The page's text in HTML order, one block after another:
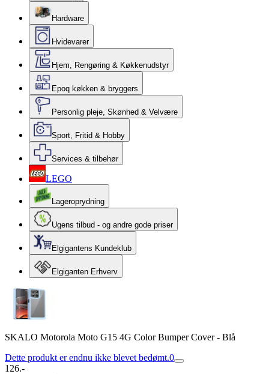
Hardware
Hvidevarer
Hjem, Rengøring & Køkkenudstyr
Epoq køkken & bryggers
Personlig pleje, Skønhed & Velvære
Sport, Fritid & Hobby
Services & tilbehør
LEGO
Lageroprydning
Ugens tilbud - og andre gode priser
Elgigantens Kundeklub
Elgiganten Erhverv
SKALO Motorola Moto G15 4G Color Bumper Cover - Blå
Dette produkt er endnu ikke blevet bedømt.0
126.-